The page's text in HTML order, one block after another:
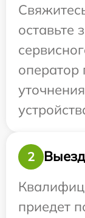
оставьте
оператор
2
приедет